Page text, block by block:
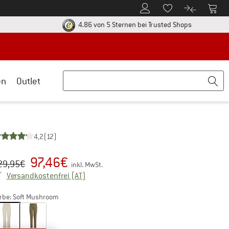
Zum KundenkontoZum Merkzettel.
Zum Zum
hier zu den Rückgabe-Richtlinien Öffnet sich in einer Infobox
4.86 von 5 Sternen bei Trusted ShopsFinde alle
Outlet
4,2(12)
Preis :
€ 97,46€ inkl. MwSt.
Versandkostenfrei (AT)
Soft Mushroom